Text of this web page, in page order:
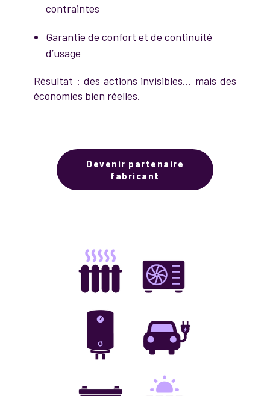
contraintes
Garantie de confort et de continuité
d’usage
Résultat : des actions invisibles… mais des
économies bien réelles.
Devenir partenaire
fabricant